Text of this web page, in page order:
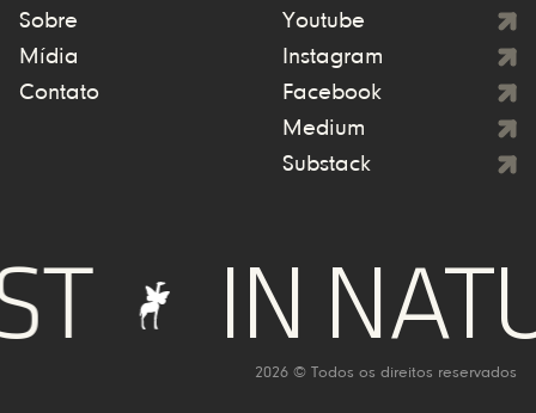
Sobre
Mídia
Contato
Youtube
Instagram
Facebook
Medium
Substack
IN
2026 © Todos os direitos reservados